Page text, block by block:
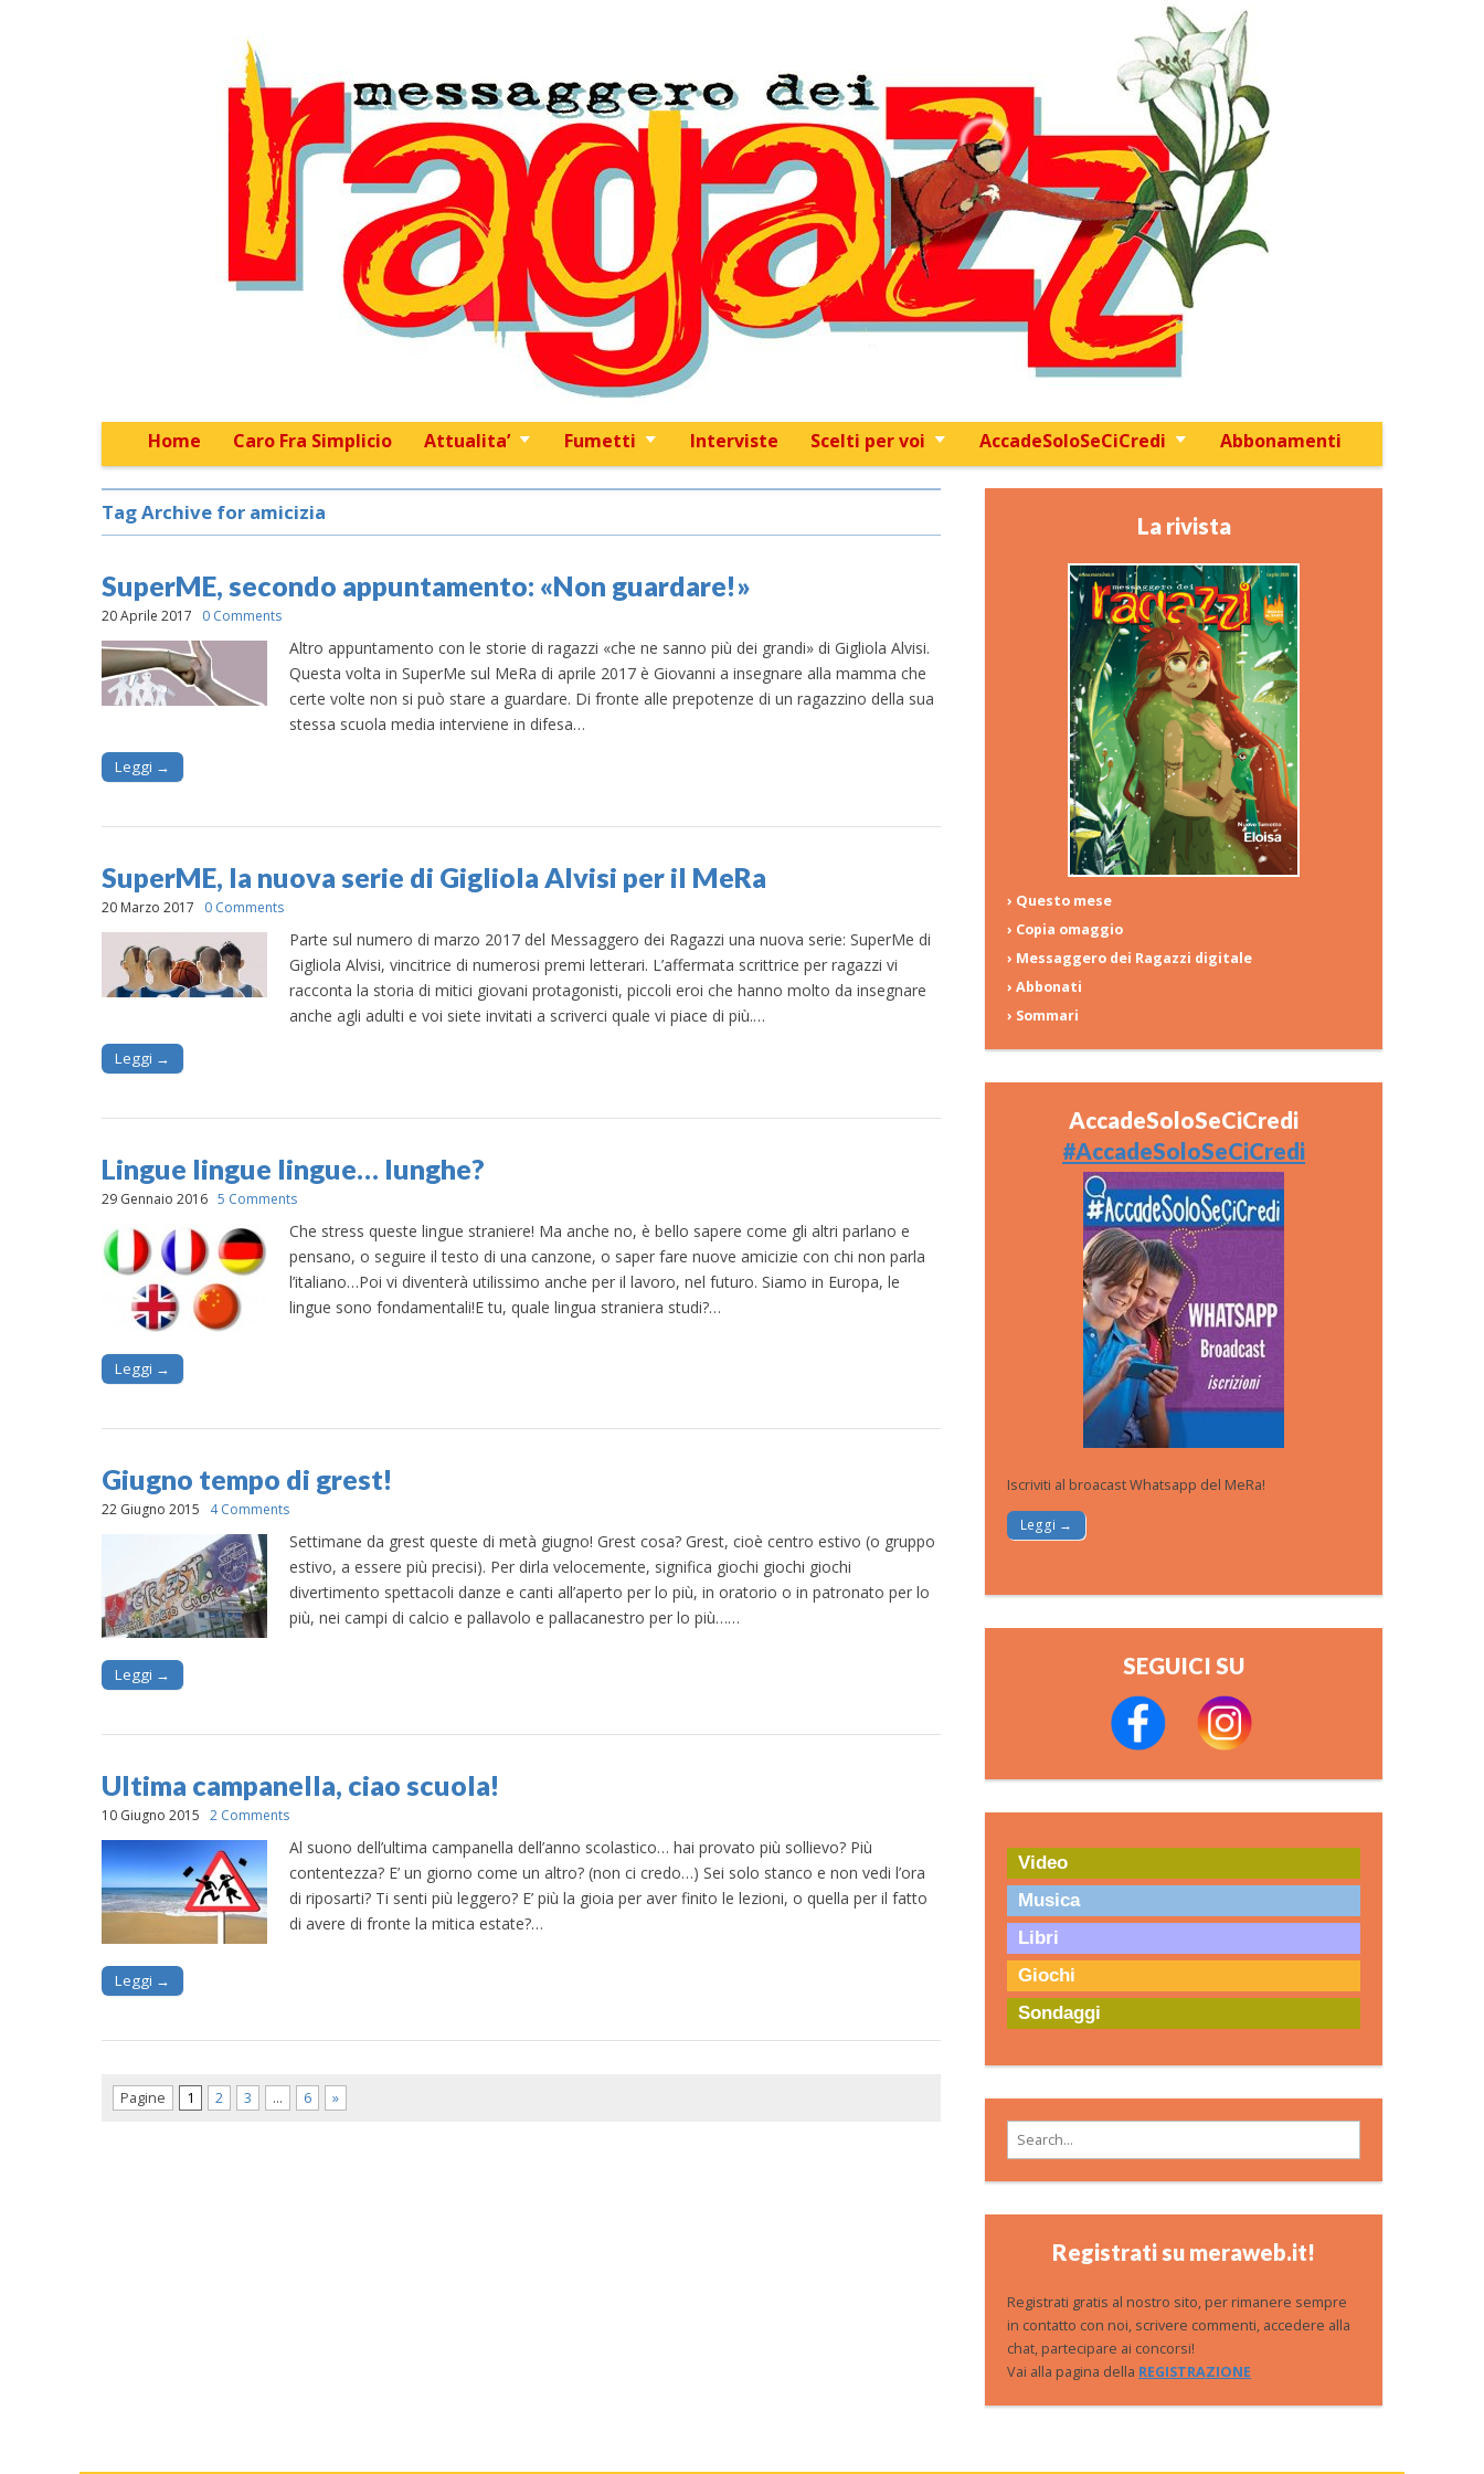
Skip to content
Home Caro Fra Simplicio Attualita’ Fumetti Interviste Scelti per voi AccadeSoloSeCiCredi Abbonamenti
Sub menu
Tag Archive for amicizia
SuperME, secondo appuntamento: «Non guardare!»
20 Aprile 2017 0 Comments
Altro appuntamento con le storie di ragazzi «che ne sanno più dei grandi» di Gigliola Alvisi.
Questa volta in SuperMe sul MeRa di aprile 2017 è Giovanni a insegnare alla mamma che
certe volte non si può stare a guardare. Di fronte alle prepotenze di un ragazzino della sua
stessa scuola media interviene in difesa…
Leggi →
SuperME, la nuova serie di Gigliola Alvisi per il MeRa
20 Marzo 2017 0 Comments
Parte sul numero di marzo 2017 del Messaggero dei Ragazzi una nuova serie: SuperMe di
Gigliola Alvisi, vincitrice di numerosi premi letterari. L’affermata scrittrice per ragazzi vi
racconta la storia di mitici giovani protagonisti, piccoli eroi che hanno molto da insegnare
anche agli adulti e voi siete invitati a scriverci quale vi piace di più.…
Leggi →
Lingue lingue lingue… lunghe?
29 Gennaio 2016 5 Comments
Che stress queste lingue straniere! Ma anche no, è bello sapere come gli altri parlano e
pensano, o seguire il testo di una canzone, o saper fare nuove amicizie con chi non parla
l’italiano…Poi vi diventerà utilissimo anche per il lavoro, nel futuro. Siamo in Europa, le
lingue sono fondamentali!E tu, quale lingua straniera studi?…
Leggi →
Giugno tempo di grest!
22 Giugno 2015 4 Comments
Settimane da grest queste di metà giugno! Grest cosa? Grest, cioè centro estivo (o gruppo
estivo, a essere più precisi). Per dirla velocemente, significa giochi giochi giochi
divertimento spettacoli danze e canti all’aperto per lo più, in oratorio o in patronato per lo
più, nei campi di calcio e pallavolo e pallacanestro per lo più……
Leggi →
Ultima campanella, ciao scuola!
10 Giugno 2015 2 Comments
Al suono dell’ultima campanella dell’anno scolastico… hai provato più sollievo? Più
contentezza? E’ un giorno come un altro? (non ci credo…) Sei solo stanco e non vedi l’ora
di riposarti? Ti senti più leggero? E’ più la gioia per aver finito le lezioni, o quella per il fatto
di avere di fronte la mitica estate?…
Leggi →
Pagine 1 2 3 … 6 »
La rivista
› Questo mese
› Copia omaggio
› Messaggero dei Ragazzi digitale
› Abbonati
› Sommari
AccadeSoloSeCiCredi
#AccadeSoloSeCiCredi
Iscriviti al broacast Whatsapp del MeRa!
Leggi →
SEGUICI SU
Video
Musica
Libri
Giochi
Sondaggi
Search for:
Registrati su meraweb.it!
Registrati gratis al nostro sito, per rimanere sempre
in contatto con noi, scrivere commenti, accedere alla
chat, partecipare ai concorsi!
Vai alla pagina della REGISTRAZIONE